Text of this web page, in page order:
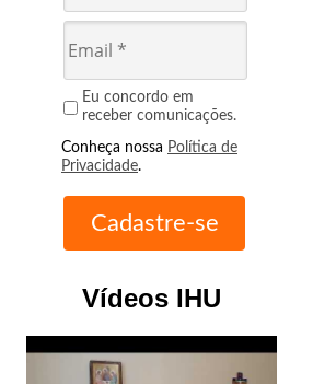
Eu concordo em
receber comunicações.
Conheça nossa Política de
Privacidade.
Vídeos IHU